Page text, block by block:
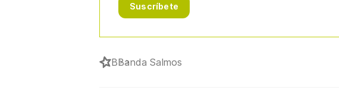
Suscríbete
BBanda Salmos